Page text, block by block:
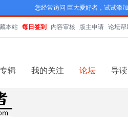
您经常访问 巨大爱好者，试试添
本站 每日签到 内容审核 版主申请 论坛帮
辑 我的关注 论坛 导读